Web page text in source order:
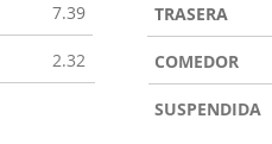
7.39
2.32
TRASERA
COMEDOR
SUSPENDIDA